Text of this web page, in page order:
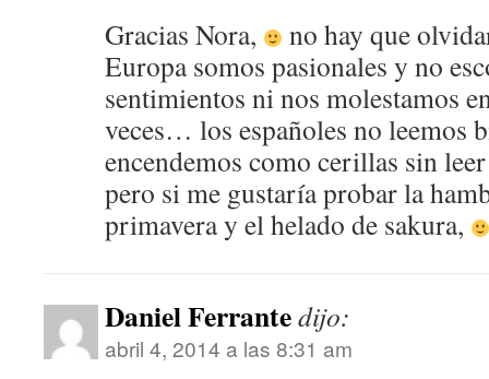
Gracias Nora,
no hay que
Europa somos pasionales y no
sentimientos ni nos molestamos
veces… los españoles no leemos
encendemos como cerillas sin
pero si me gustaría probar la
primavera y el helado de sakura,
Daniel Ferrantedijo:
abril 4, 2014 a las 8:31 am